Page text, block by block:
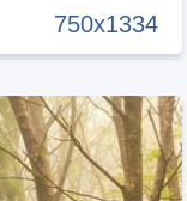
750x1334